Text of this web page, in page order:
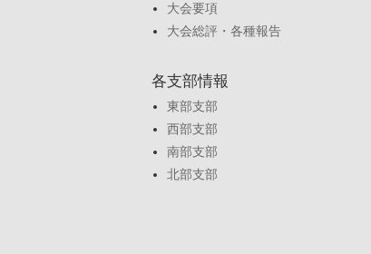
大会要項
大会総評・各種報告
各支部情報
東部支部
西部支部
南部支部
北部支部